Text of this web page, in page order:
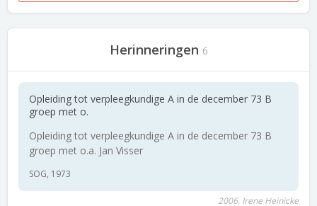
Herinneringen 6
Opleiding tot verpleegkundige A in de december 73 B
groep met o.
Opleiding tot verpleegkundige A in de december 73 B
groep met o.a. Jan Visser
SOG, 1973
2006, Irene Heinicke